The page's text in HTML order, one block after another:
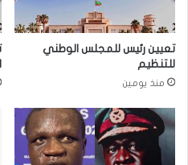
تعيين رئيس للمجلس الوطني
للتنظيم
منذ يومين